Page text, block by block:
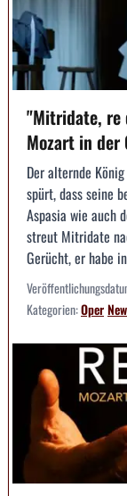
"Mitridate, re
Mozart in
Der alternde
spürt, dass seine
Aspasia wie auch
streut Mitridate
Gerücht, er habe
Kategorien:Oper